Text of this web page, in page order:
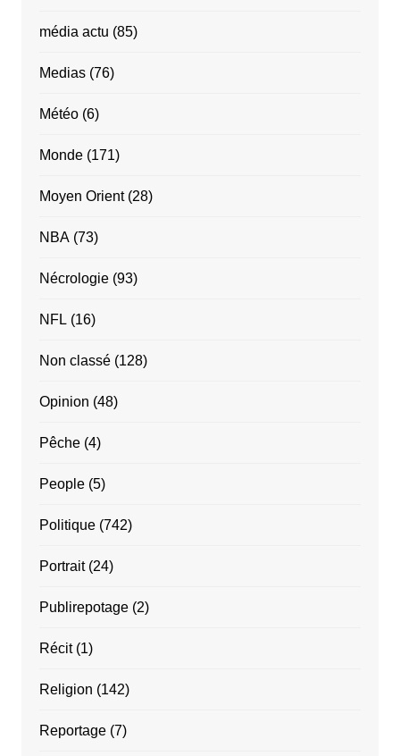
média actu (85)
Medias(76)
Météo(6)
Monde(171)
Moyen Orient(28)
NBA(73)
Nécrologie(93)
NFL (16)
Non classé(128)
Opinion (48)
Pêche(4)
People(5)
Politique(742)
Portrait(24)
Publirepotage(2)
Récit(1)
Religion (142)
Reportage(7)